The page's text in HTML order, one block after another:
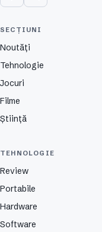
SECȚIUNI
Noutăți
Tehnologie
Jocuri
Filme
Știință
TEHNOLOGIE
Review
Portabile
Hardware
Software